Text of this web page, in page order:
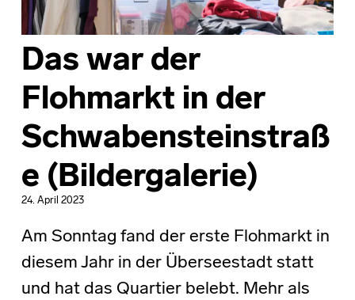
Das war der
Flohmarkt in der
Schwabensteinstraß
e (Bildergalerie)
24. April 2023
Am Sonntag fand der erste Flohmarkt in
diesem Jahr in der Überseestadt statt
und hat das Quartier belebt. Mehr als